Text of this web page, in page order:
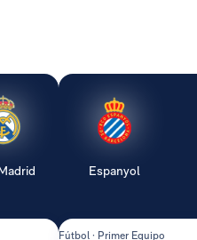
Espanyol
Fútbol · Primer Equipo